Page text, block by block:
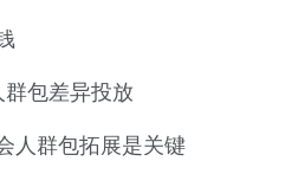
包差异投放
人群包拓展是关键